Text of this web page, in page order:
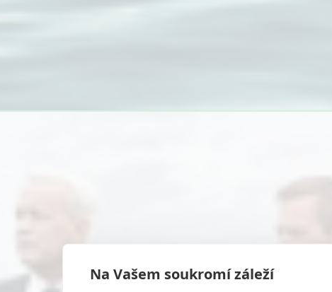
Na Vašem soukromí záleží